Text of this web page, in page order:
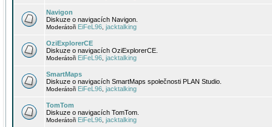
Navigon
Diskuze o navigacích Navigon.
Moderátoři EiFeL96 jacktalking
OziExplorerCE
Diskuze o navigacích OziExplorerCE.
Moderátoři EiFeL96 jacktalking
SmartMaps
Diskuze o navigacích SmartMaps společnosti PLAN Studio.
Moderátoři EiFeL96 jacktalking
TomTom
Diskuze o navigacích TomTom.
Moderátoři EiFeL96 jacktalking